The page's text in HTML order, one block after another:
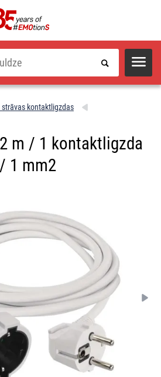
kontaktligzdas
m / 1 kontaktligzda
1 mm2